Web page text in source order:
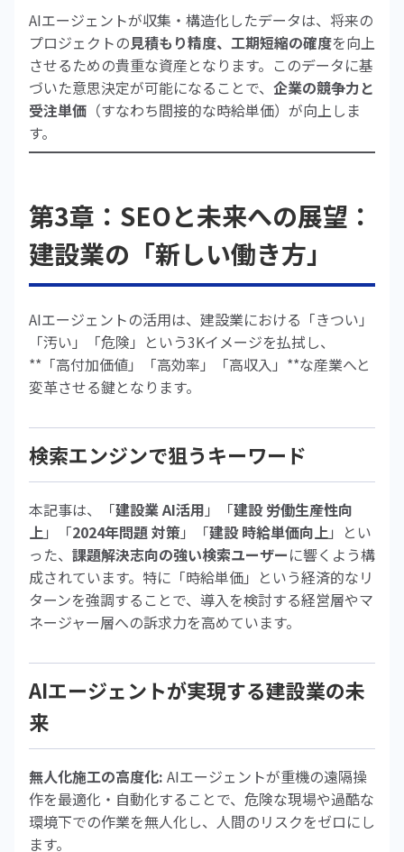
AIエージェントが収集・構造化したデータは、将来の
プロジェクトの見積もり精度、工期短縮の確度を向上
させるための貴重な資産となります。このデータに基
づいた意思決定が可能になることで、 企業の競争力と
受注単価 （すなわち間接的な時給単価）が向上しま
す。
第3章：SEOと未来への展望：
建設業の「新しい働き方」
AIエージェントの活用は、建設業における「きつい」
「汚い」「危険」という3Kイメージを払拭し、
**「高付加価値」「高効率」「高収入」**な産業へと
変革させる鍵となります。
検索エンジンで狙うキーワード
本記事は、「建設業 AI活用 」「建設 労働生産性向
上」「2024年問題 対策」「建設 時給単価向上」とい
った、 課題解決志向の強い検索ユーザーに響くよう構
成されています。特に「時給単価」という経済的なリ
ターンを強調することで、導入を検討する経営層やマ
ネージャー層への訴求力を高めています。
AIエージェントが実現する建設業の未
来
無人化施工の高度化: AIエージェントが重機の遠隔操
作を最適化・自動化することで、危険な現場や過酷な
環境下での作業を無人化し、人間のリスクをゼロにし
ます。